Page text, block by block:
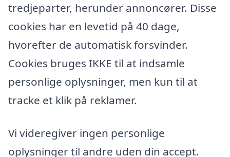
tredjeparter, herunder annoncører. Disse
cookies har en levetid på 40 dage,
hvorefter de automatisk forsvinder.
Cookies bruges IKKE til at indsamle
personlige oplysninger, men kun til at
tracke et klik på reklamer.
Vi videregiver ingen personlige
oplysninger til andre uden din accept.